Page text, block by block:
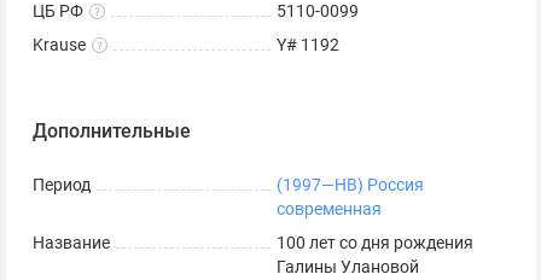
ЦБ РФ
5110-0099
Krause
Y# 1192
Дополнительные
Период
(1997—НВ) Россия
современная
Название
100 лет со дня рождения
Галины Улановой